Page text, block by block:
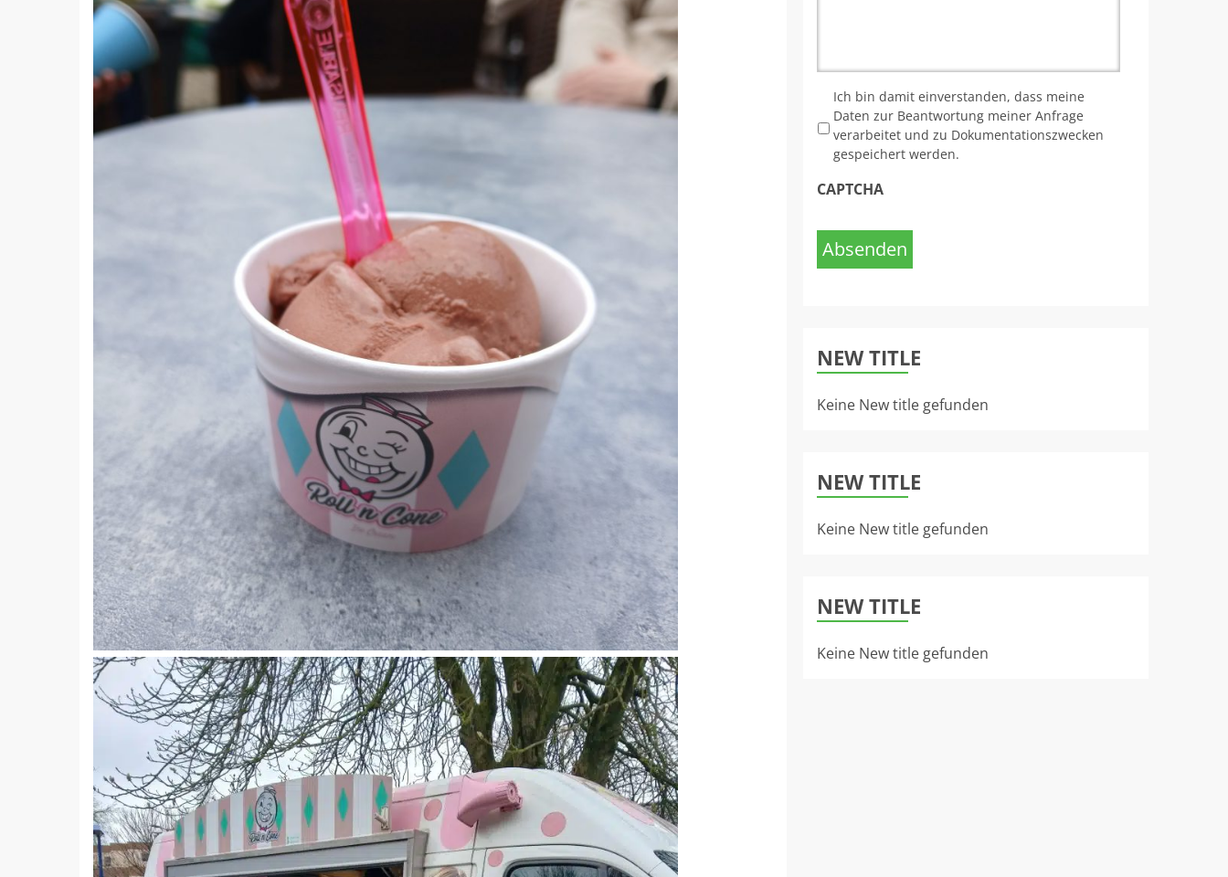
Ich bin damit einverstanden, dass meine
Daten zur Beantwortung meiner Anfrage
verarbeitet und zu Dokumentationszwecken
gespeichert werden.
CAPTCHA
Absenden
NEW TITLE
Keine New title gefunden
NEW TITLE
Keine New title gefunden
NEW TITLE
Keine New title gefunden